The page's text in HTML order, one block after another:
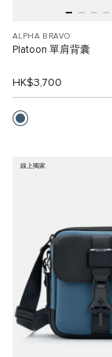
ALPHA BRAVO
Platoon 單肩背囊
HK$3,700
線上獨家